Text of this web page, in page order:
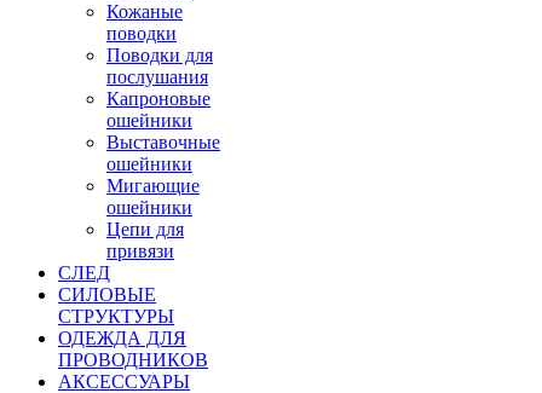
Кожаные
поводки
Поводки для
послушания
Капроновые
ошейники
Выставочные
ошейники
Мигающие
ошейники
Цепи для
привязи
СЛЕД
СИЛОВЫЕ
СТРУКТУРЫ
ОДЕЖДА ДЛЯ
ПРОВОДНИКОВ
АКСЕССУАРЫ